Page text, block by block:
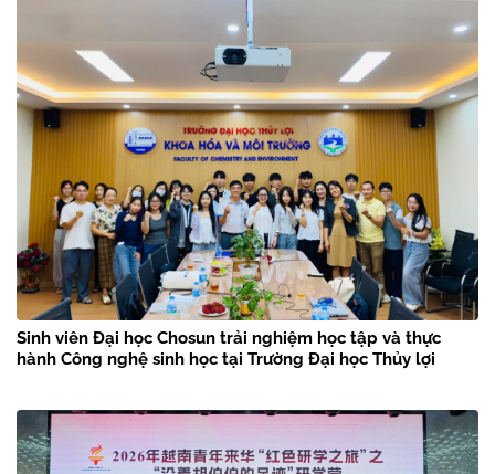
Sinh viên Đại học Chosun trải nghiệm học tập và thực
hành Công nghệ sinh học tại Trường Đại học Thủy lợi